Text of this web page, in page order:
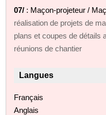
07/ : Maçon-projeteur /
réalisation de projets de
plans et coupes de détails
réunions de chantier
Langues
Français
Anglais